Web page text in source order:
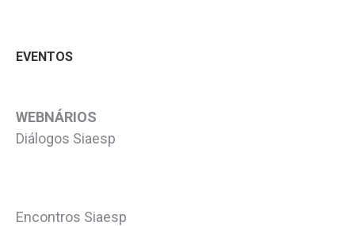
EVENTOS
WEBNÁRIOS
Diálogos Siaesp
Encontros Siaesp